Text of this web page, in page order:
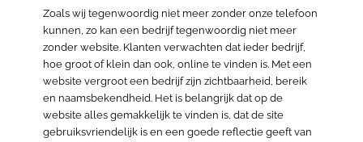
Zoals wij tegenwoordig niet meer zonder onze telefoon
kunnen, zo kan een bedrijf tegenwoordig niet meer
zonder website. Klanten verwachten dat ieder bedrijf,
hoe groot of klein dan ook, online te vinden is. Met een
website vergroot een bedrijf zijn zichtbaarheid, bereik
en naamsbekendheid. Het is belangrijk dat op de
website alles gemakkelijk te vinden is, dat de site
gebruiksvriendelijk is en een goede reflectie geeft van